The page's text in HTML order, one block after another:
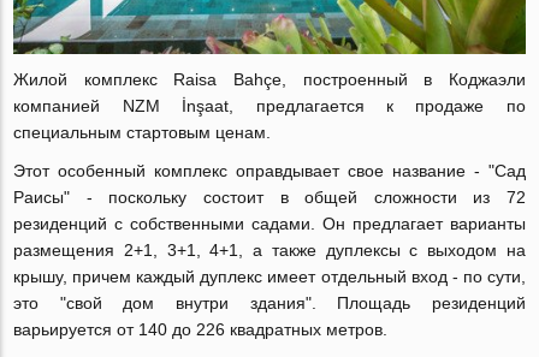
Жилой комплекс Raisa Bahçe, построенный в Коджаэли
компанией NZM İnşaat, предлагается к продаже по
специальным стартовым ценам.
Этот особенный комплекс оправдывает свое название - "Сад
Раисы" - поскольку состоит в общей сложности из 72
резиденций с собственными садами. Он предлагает варианты
размещения 2+1, 3+1, 4+1, а также дуплексы с выходом на
крышу, причем каждый дуплекс имеет отдельный вход - по сути,
это "свой дом внутри здания". Площадь резиденций
варьируется от 140 до 226 квадратных метров.